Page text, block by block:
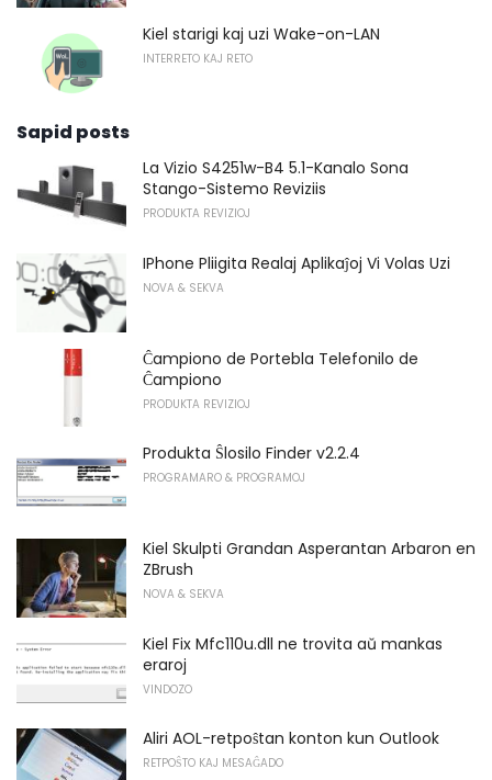
Kiel starigi kaj uzi Wake-on-LAN
INTERRETO KAJ RETO
Sapid posts
La Vizio S4251w-B4 5.1-Kanalo Sona
Stango-Sistemo Reviziis
PRODUKTA REVIZIOJ
IPhone Pliigita Realaj Aplikaĵoj Vi Volas Uzi
NOVA & SEKVA
Ĉampiono de Portebla Telefonilo de
Ĉampiono
PRODUKTA REVIZIOJ
Produkta Ŝlosilo Finder v2.2.4
PROGRAMARO & PROGRAMOJ
Kiel Skulpti Grandan Asperantan Arbaron en
ZBrush
NOVA & SEKVA
Kiel Fix Mfc110u.dll ne trovita aŭ mankas
eraroj
VINDOZO
Aliri AOL-retpoŝtan konton kun Outlook
RETPOŜTO KAJ MESAĜADO